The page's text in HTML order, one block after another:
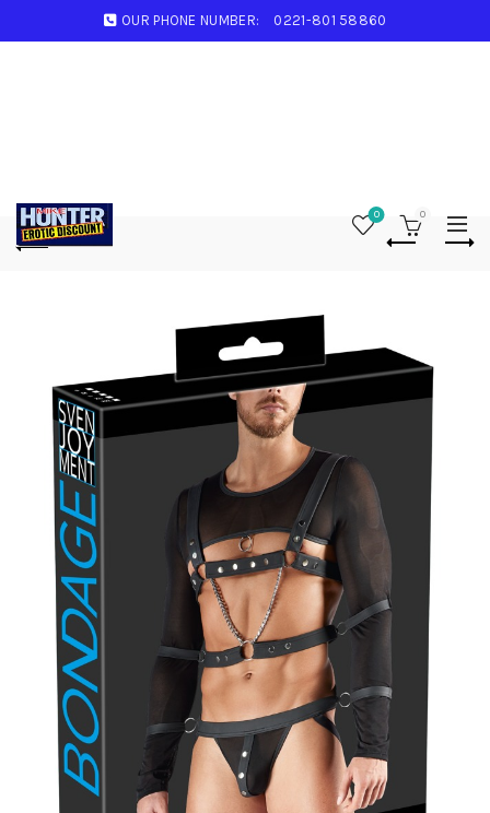
OUR PHONE NUMBER: 0221-801 58860
0 0